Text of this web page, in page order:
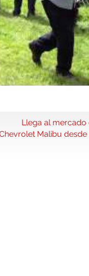
Llega al mercado
Malibu desde